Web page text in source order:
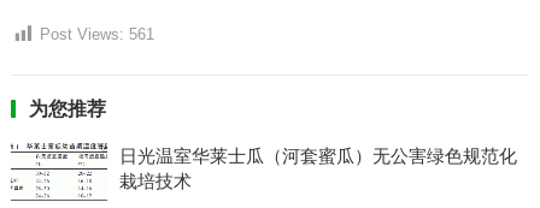
Post Views: 561
为您推荐
日光温室华莱士瓜（河套蜜瓜）无公害绿色规范化
栽培技术